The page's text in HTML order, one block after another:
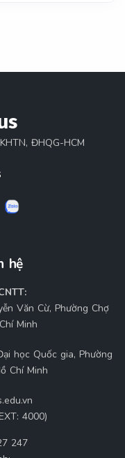
ĐHQG-HCM
hệ
Văn Cừ, Phường Chợ
Minh
học Quốc gia, Phường
Chí Minh
4000)
247